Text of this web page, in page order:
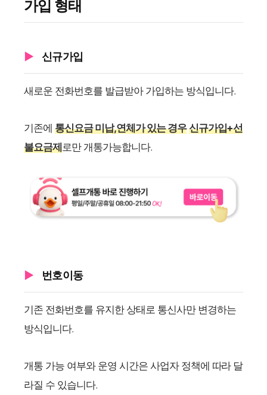
가입 형태
신규가입
새로운 전화번호를 발급받아 가입하는 방식입니다.
기존에 통신요금 미납,연체가 있는 경우 신규가입+선
불요금제로만 개통가능합니다.
번호이동
기존 전화번호를 유지한 상태로 통신사만 변경하는
방식입니다.
개통 가능 여부와 운영 시간은 사업자 정책에 따라 달
라질 수 있습니다.